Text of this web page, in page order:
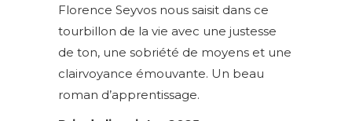
Florence Seyvos nous saisit dans ce
tourbillon de la vie avec une justesse
de ton, une sobriété de moyens et une
clairvoyance émouvante. Un beau
roman d’apprentissage.